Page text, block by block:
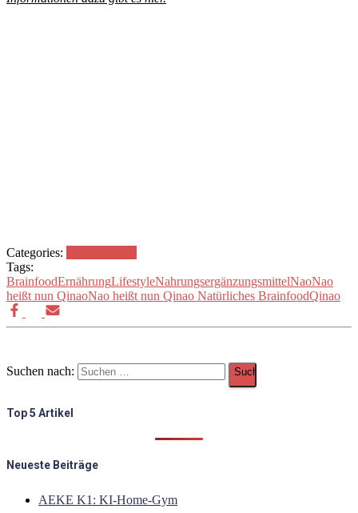
Categories:
Tags:
BrainfoodErnährungLifestyleNahrungsergänzungsmittelNaoNao
heißt nun QinaoNao heißt nun Qinao Natürliches BrainfoodQinao
Suchen nach:
Top 5 Artikel
Neueste Beiträge
AEKE K1: KI-Home-Gym